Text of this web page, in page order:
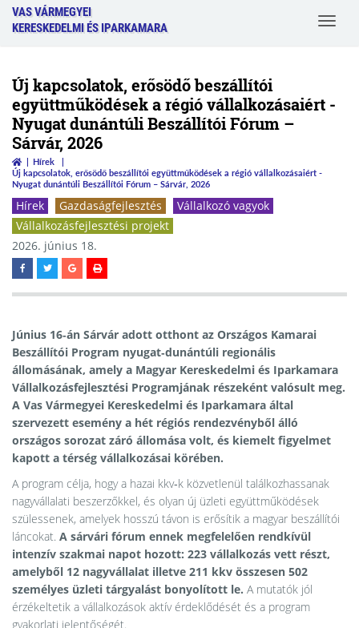
VAS VÁRMEGYEI
KERESKEDELMI ÉS IPARKAMARA
Toggle
Új kapcsolatok, erősödő beszállítói
együttműködések a régió vállalkozásaiért -
Nyugat dunántúli Beszállítói Fórum –
Sárvár, 2026
Hírek
Új kapcsolatok, erősödő beszállítói együttműködések a régió vállalkozásaiért -
Nyugat dunántúli Beszállítói Fórum – Sárvár, 2026
Hírek Gazdaságfejlesztés
Vállalkozó vagyok
Vállalkozásfejlesztési projekt
2026. június 18.
Június 16‑án Sárvár adott otthont az Országos Kamarai
Beszállítói Program nyugat‑dunántúli regionális
állomásának, amely a Magyar Kereskedelmi és Iparkamara
Vállalkozásfejlesztési Programjának részeként valósult meg.
A Vas Vármegyei Kereskedelmi és Iparkamara által
szervezett esemény a hét régiós rendezvényből álló
országos sorozat záró állomása volt, és kiemelt figyelmet
kapott a térség vállalkozásai körében.
A program célja, hogy a hazai kkv‑k közvetlenül találkozhassanak
nagyvállalati beszerzőkkel, és olyan új üzleti együttműködések
szülessenek, amelyek hosszú távon is erősítik a magyar beszállítói
láncokat. A sárvári fórum ennek megfelelően rendkívül
intenzív szakmai napot hozott: 223 vállalkozás vett részt,
amelyből 12 nagyvállalat illetve 211 kkv összesen 502
személyes üzleti tárgyalást bonyolított le. A mutatók jól
érzékeltetik a vállalkozások aktív érdeklődését és a program
gyakorlati jelentőségét.